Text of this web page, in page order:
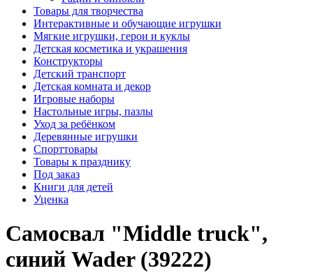
Товары для творчества
Интерактивные и обучающие игрушки
Мягкие игрушки, герои и куклы
Детская косметика и украшения
Конструкторы
Детский транспорт
Детская комната и декор
Игровые наборы
Настольные игры, пазлы
Уход за ребёнком
Деревянные игрушки
Спорттовары
Товары к празднику
Под заказ
Книги для детей
Уценка
Самосвал "Middle truck",
синий Wader (39222)